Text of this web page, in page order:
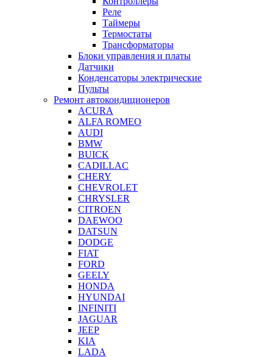
Реле
Таймеры
Термостаты
Трансформаторы
Блоки управления и платы
Датчики
Конденсаторы электрические
Пульты
Ремонт автокондиционеров
ACURA
ALFA ROMEO
AUDI
BMW
BUICK
CADILLAC
CHERY
CHEVROLET
CHRYSLER
CITROEN
DAEWOO
DATSUN
DODGE
FIAT
FORD
GEELY
HONDA
HYUNDAI
INFINITI
JAGUAR
JEEP
KIA
LADA